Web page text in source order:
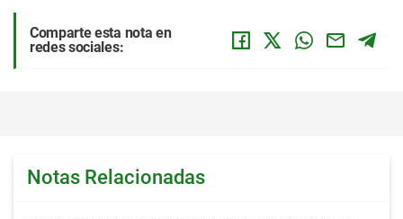
Comparte esta nota en
redes sociales:
Notas Relacionadas